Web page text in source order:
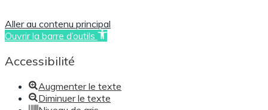
de
l’article
Aller au contenu principal
Ouvrir la barre d’outils
Accessibilité
Augmenter le texte
Diminuer le texte